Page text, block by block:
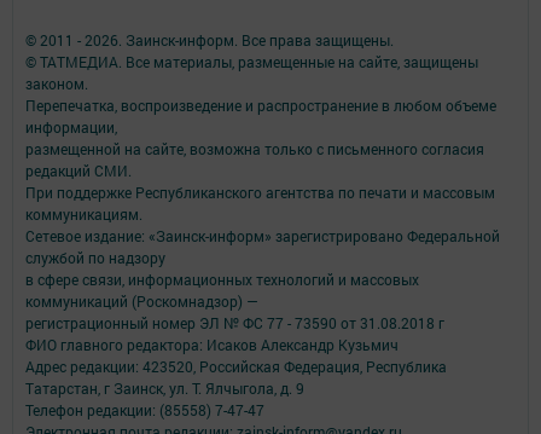
© 2011 - 2026. Заинск-информ. Все права защищены.
© ТАТМЕДИА. Все материалы, размещенные на сайте, защищены
законом.
Перепечатка, воспроизведение и распространение в любом объеме
информации,
размещенной на сайте, возможна только с письменного согласия
редакций СМИ.
При поддержке Республиканского агентства по печати и массовым
коммуникациям.
Сетевое издание: «Заинск-информ» зарегистрировано Федеральной
службой по надзору
в сфере связи, информационных технологий и массовых
коммуникаций (Роскомнадзор) —
регистрационный номер ЭЛ № ФС 77 - 73590 от 31.08.2018 г
ФИО главного редактора: Исаков Александр Кузьмич
Адрес редакции: 423520, Российская Федерация, Республика
Татарстан, г Заинск, ул. Т. Ялчыгола, д. 9
Телефон редакции: (85558) 7-47-47